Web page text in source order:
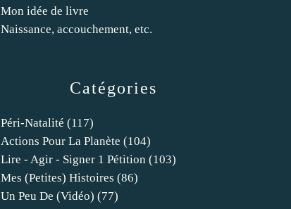
Catégories
Péri-Natalité (117)
Actions Pour La Planète (104)
Lire - Agir - Signer 1 Pétition (103)
Mes (petites) Histoires (86)
Un Peu De (vidéo) (77)
Mon idée de livre
Naissance, accouchement, etc.